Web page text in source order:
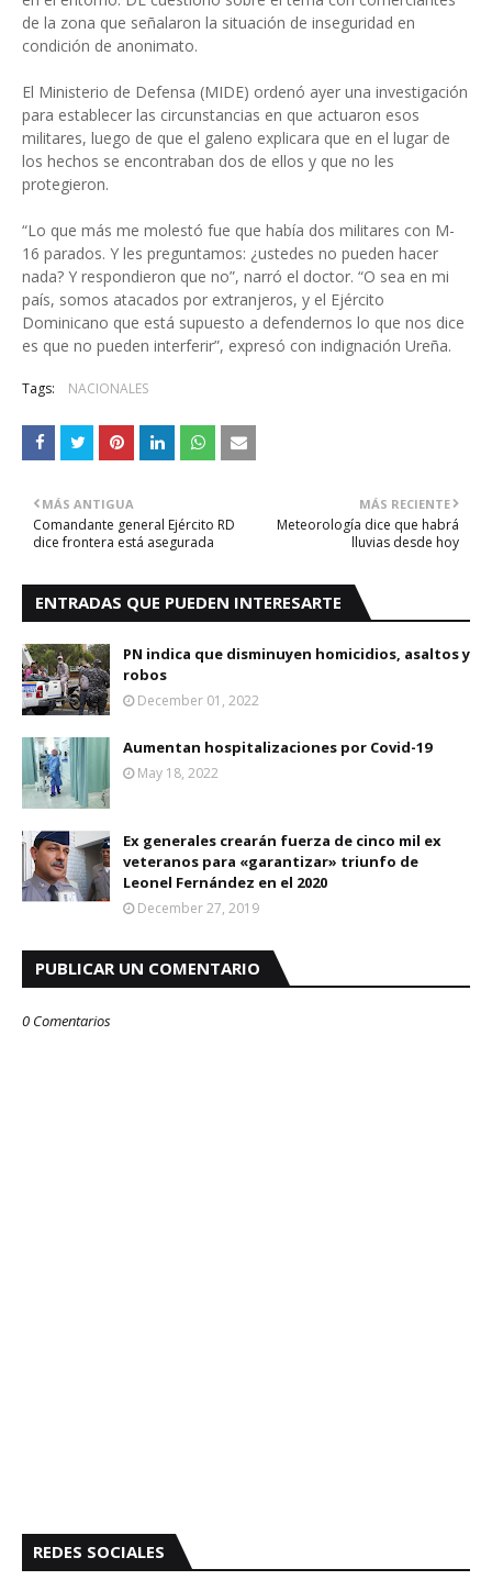
de la zona que señalaron la situación de inseguridad en
condición de anonimato.
El Ministerio de Defensa (MIDE) ordenó ayer una investigación
para establecer las circunstancias en que actuaron esos
militares, luego de que el galeno explicara que en el lugar de
los hechos se encontraban dos de ellos y que no les
protegieron.
“Lo que más me molestó fue que había dos militares con M-
16 parados. Y les preguntamos: ¿ustedes no pueden hacer
nada? Y respondieron que no”, narró el doctor. “O sea en mi
país, somos atacados por extranjeros, y el Ejército
Dominicano que está supuesto a defendernos lo que nos dice
es que no pueden interferir”, expresó con indignación Ureña.
Tags: NACIONALES
MÁS RECIENTE
Meteorología dice que habrá
lluvias desde hoy
MÁS ANTIGUA
Comandante general Ejército RD
dice frontera está asegurada
ENTRADAS QUE PUEDEN INTERESARTE
PN indica que disminuyen homicidios, asaltos y
robos
December 01, 2022
Aumentan hospitalizaciones por Covid-19
May 18, 2022
Ex generales crearán fuerza de cinco mil ex
veteranos para «garantizar» triunfo de
Leonel Fernández en el 2020
December 27, 2019
PUBLICAR UN COMENTARIO
0 Comentarios
REDES SOCIALES